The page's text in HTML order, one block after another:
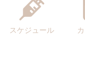
スケジュール